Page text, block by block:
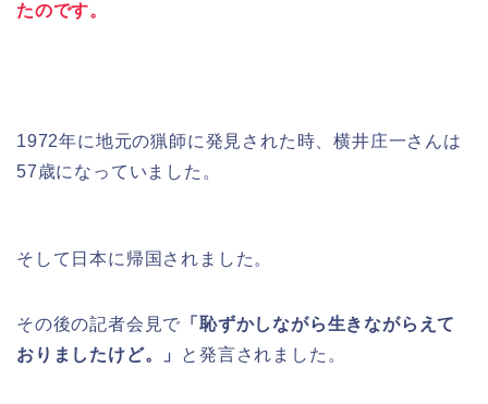
たのです。
1972年に地元の猟師に発見された時、横井庄一さんは
57歳になっていました。
そして日本に帰国されました。
その後の記者会見で 「恥ずかしながら生きながらえて
おりましたけど。」
と発言されました。